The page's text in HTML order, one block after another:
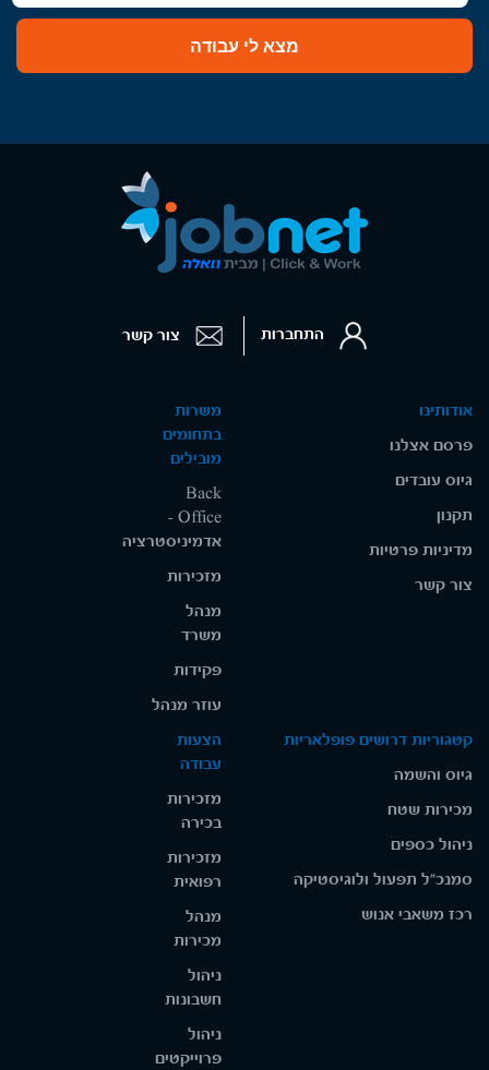
מצא לי עבודה
אודותינו
פרסם אצלנו
גיוס עובדים
תקנון
מדיניות פרטיות
צור קשר
משרות
בתחומים
מובילים
Back
Office -
אדמיניסטרציה
מזכירות
מנהל
משרד
פקידות
עוזר מנהל
קטגוריות דרושים פופלאריות
גיוס והשמה
מכירות שטח
ניהול כספים
סמנכ"ל תפעול ולוגיסטיקה
רכז משאבי אנוש
הצעות
עבודה
מזכירות
בכירה
מזכירות
רפואית
מנהל
מכירות
ניהול
חשבונות
ניהול
פרוייקטים